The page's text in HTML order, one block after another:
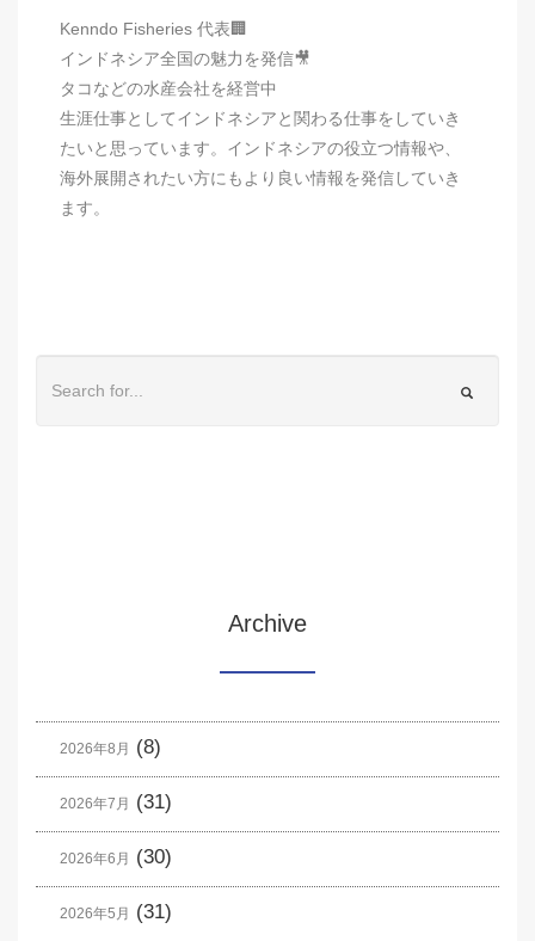
Kenndo Fisheries 代表🏢
インドネシア全国の魅力を発信🎥
タコなどの水産会社を経営中
生涯仕事としてインドネシアと関わる仕事をしていき
たいと思っています。インドネシアの役立つ情報や、
海外展開されたい方にもより良い情報を発信していき
ます。
Archive
2026年8月 (8)
2026年7月 (31)
2026年6月 (30)
2026年5月 (31)